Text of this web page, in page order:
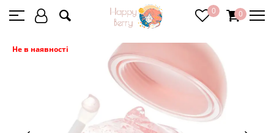
0 0
Не в наявності